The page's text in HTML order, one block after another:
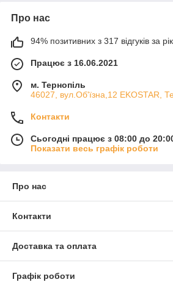
Про нас
94% позитивних з 317 відгуків за рік
Працює з 16.06.2021
м. Тернопіль
46027, вул.Об'їзна,12 EKOSTAR,
Контакти
Сьогодні працює з 08:00 до
Показати весь графік роботи
Про нас
Контакти
Доставка та оплата
Графік роботи